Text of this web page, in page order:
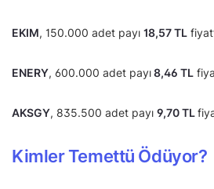
EKIM, 150.000 adet payı 18,57 TL
ENERY, 600.000 adet payı8,46 TL
AKSGY, 835.500 adet payı 9,70 TL
Kimler Temettü Ödüyor?